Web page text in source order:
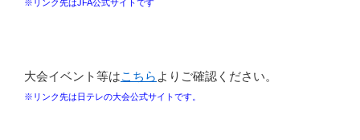
※リンク先はJFA公式サイトです
大会イベント等はこちら よりご確認ください。
※リンク先は日テレの大会公式サイトです。